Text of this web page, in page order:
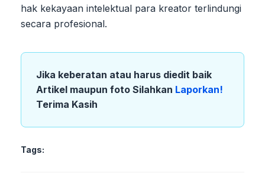
hak kekayaan intelektual para kreator terlindungi
secara profesional.
Jika keberatan atau harus diedit baik
Artikel maupun foto Silahkan Laporkan!
Terima Kasih
Tags: